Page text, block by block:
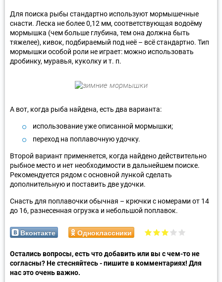
Для поиска рыбы стандартно используют мормышечные
снасти. Леска не более 0,12 мм, соответствующая водоёму
мормышка (чем больше глубина, тем она должна быть
тяжелее), кивок, подбираемый под неё – всё стандартно. Тип
мормышки особой роли не играет: можно использовать
дробинку, муравья, куколку и т. п.
А вот, когда рыба найдена, есть два варианта:
использование уже описанной мормышки;
переход на поплавочную удочку.
Второй вариант применяется, когда найдено действительно
рыбное место и нет необходимости в дальнейшем поиске.
Рекомендуется рядом с основной лункой сделать
дополнительную и поставить две удочки.
Снасть для поплавочки обычная – крючки с номерами от 14
до 16, разнесенная огрузка и небольшой поплавок.
Вконтакте Одноклассники
Остались вопросы, есть что добавить или вы с чем-то не
согласны? Не стесняйтесь - пишите в комментариях! Для
нас это очень важно.